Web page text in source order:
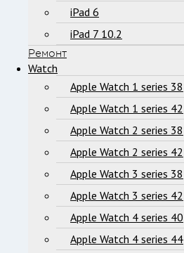
iPad 6
iPad 7 10.2
Ремонт
Watch
Apple Watch 1 series 38
Apple Watch 1 series 42
Apple Watch 2 series 38
Apple Watch 2 series 42
Apple Watch 3 series 38
Apple Watch 3 series 42
Apple Watch 4 series 40
Apple Watch 4 series 44